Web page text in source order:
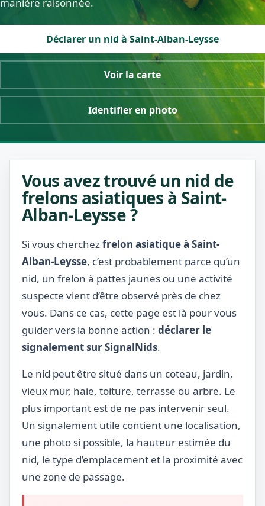
Déclarer un nid à Saint-Alban-Leysse
Voir la carte
Identifier en photo
Vous avez trouvé un nid de
frelons asiatiques à Saint-
Alban-Leysse ?
Si vous cherchezfrelon asiatique à Saint-
Alban-Leysse, c’est probablement parce qu’un
nid, un frelon à pattes jaunes ou une activité
suspecte vient d’être observé près de chez
vous. Dans ce cas, cette page est là pour vous
guider vers la bonne action : déclarer le
signalement sur SignalNids.
Le nid peut être situé dans un coteau, jardin,
vieux mur, haie, toiture, terrasse ou arbre. Le
plus important est de ne pas intervenir seul.
Un signalement utile contient une localisation,
une photo si possible, la hauteur estimée du
nid, le type d’emplacement et la proximité avec
une zone de passage.